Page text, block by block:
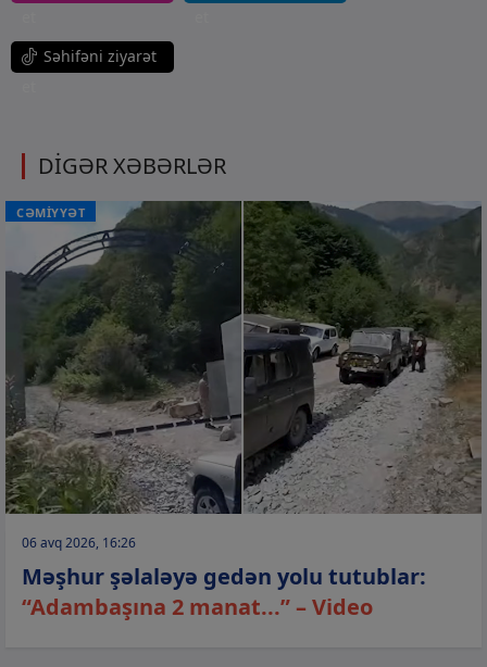
Səhifəni ziyarət
DİGƏR XƏBƏRLƏR
CƏMİYYƏT
06 avq 2026, 16:26
Məşhur şəlaləyə gedən yolu tutublar:
“Adambaşına 2 manat...” – Video